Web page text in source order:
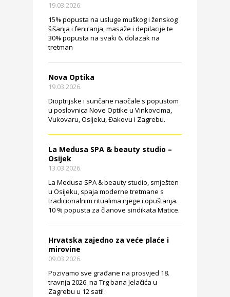
19.03.2026.
15% popusta na usluge muškog i ženskog
šišanja i feniranja, masaže i depilacije te
30% popusta na svaki 6. dolazak na
tretman
Nova Optika
19.03.2026.
Dioptrijske i sunčane naočale s popustom
u poslovnica Nove Optike u Vinkovcima,
Vukovaru, Osijeku, Đakovu i Zagrebu.
La Medusa SPA & beauty studio –
Osijek
13.03.2026.
La Medusa SPA & beauty studio, smješten
u Osijeku, spaja moderne tretmane s
tradicionalnim ritualima njege i opuštanja.
10 % popusta za članove sindikata Matice.
Hrvatska zajedno za veće plaće i
mirovine
09.03.2026.
Pozivamo sve građane na prosvjed 18.
travnja 2026. na Trg bana Jelačića u
Zagrebu u 12 sati!